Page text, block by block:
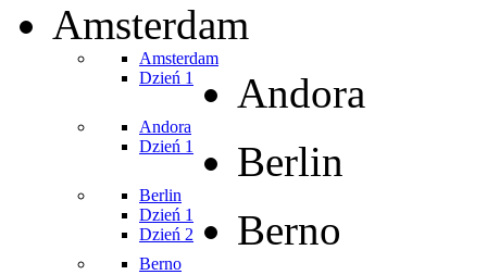
Amsterdam
Amsterdam
Dzień 1
Andora
Andora
Dzień 1
Berlin
Berlin
Dzień 1
Dzień 2
Berno
Berno